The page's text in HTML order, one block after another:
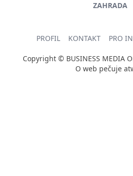
ZAHRADA
PROFIL KONTAKT PRO
Copyright © BUSINESS MEDIA